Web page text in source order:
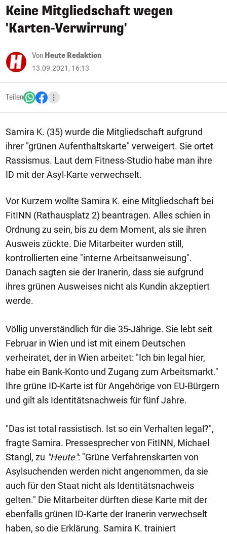
Keine Mitgliedschaft wegen
'Karten-Verwirrung'
Von Heute Redaktion
13.09.2021, 16:13
Teilen
Samira K. (35) wurde die Mitgliedschaft aufgrund
ihrer "grünen Aufenthaltskarte" verweigert. Sie ortet
Rassismus. Laut dem Fitness-Studio habe man ihre
ID mit der Asyl-Karte verwechselt.
Vor Kurzem wollte Samira K. eine Mitgliedschaft bei
FitINN (Rathausplatz 2) beantragen. Alles schien in
Ordnung zu sein, bis zu dem Moment, als sie ihren
Ausweis zückte. Die Mitarbeiter wurden still,
kontrollierten eine "interne Arbeitsanweisung".
Danach sagten sie der Iranerin, dass sie aufgrund
ihres grünen Ausweises nicht als Kundin akzeptiert
werde.
Völlig unverständlich für die 35-Jährige. Sie lebt seit
Februar in Wien und ist mit einem Deutschen
verheiratet, der in Wien arbeitet: "Ich bin legal hier,
habe ein Bank-Konto und Zugang zum Arbeitsmarkt."
Ihre grüne ID-Karte ist für Angehörige von EU-Bürgern
und gilt als Identitätsnachweis für fünf Jahre.
"Das ist total rassistisch. Ist so ein Verhalten legal?",
fragte Samira. Pressesprecher von FitINN, Michael
Stangl, zu "Heute": "Grüne Verfahrenskarten von
Asylsuchenden werden nicht angenommen, da sie
auch für den Staat nicht als Identitätsnachweis
gelten." Die Mitarbeiter dürften diese Karte mit der
ebenfalls grünen ID-Karte der Iranerin verwechselt
haben, so die Erklärung. Samira K. trainiert